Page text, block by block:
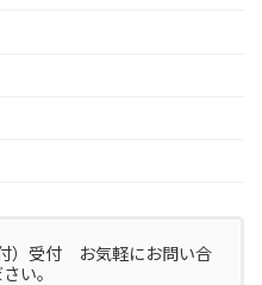
）受付 お気軽にお問い合
い。